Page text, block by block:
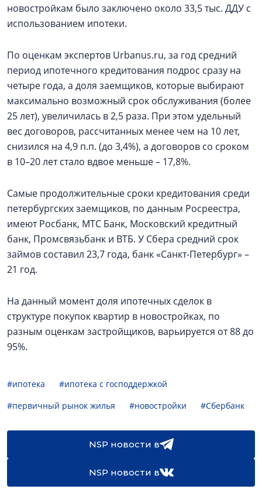
новостройкам было заключено около 33,5 тыс. ДДУ с
использованием ипотеки.
По оценкам экспертов Urbanus.ru, за год средний
период ипотечного кредитования подрос сразу на
четыре года, а доля заемщиков, которые выбирают
максимально возможный срок обслуживания (более
25 лет), увеличилась в 2,5 раза. При этом удельный
вес договоров, рассчитанных менее чем на 10 лет,
снизился на 4,9 п.п. (до 3,4%), а договоров со сроком
в 10–20 лет стало вдвое меньше – 17,8%.
Самые продолжительные сроки кредитования среди
петербургских заемщиков, по данным Росреестра,
имеют Росбанк, МТС Банк, Московский кредитный
банк, Промсвязьбанк и ВТБ. У Сбера средний срок
займов составил 23,7 года, банк «Санкт-Петербург» –
21 год.
На данный момент доля ипотечных сделок в
структуре покупок квартир в новостройках, по
разным оценкам застройщиков, варьируется от 88 до
95%.
#ипотека
#ипотека с господдержкой
#первичный рынок жилья
#новостройки #Сбербанк
NSP новости в
NSP новости в